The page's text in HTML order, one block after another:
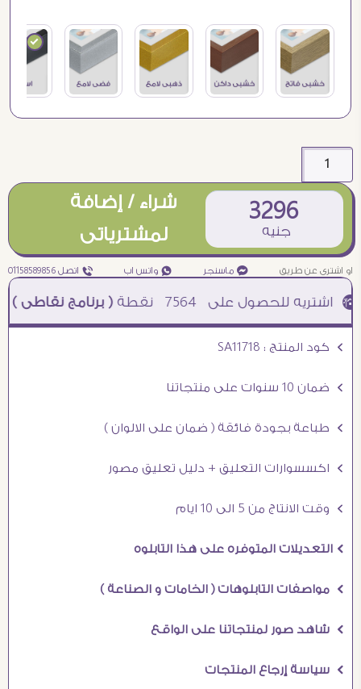
3296
جنيه
شراء / إضافة
لمشترياتى
او اشترى عن طريق ¥ ماسنجر ₧ واتس اب ƒ اتصل 01158589856
7564 نقطة( برنامج نقاطى )à خصم 5% للعملاء الجدد à شحن مجانى عند الشراء ب 4000 جنيه à
Ö كود المنتج : SA11718
Ö ضمان 10 سنوات على منتجاتنا
Ö طباعة بجودة فائقة ( ضمان على الالوان )
Ö اكسسوارات التعليق + دليل تعليق مصور
Ö وقت الانتاج من 5 الى 10 ايام
Ö التعديلات المتوفره على هذا التابلوه
Ö مواصفات التابلوهات ( الخامات و الصناعة )
Ö شاهد صور لمنتجاتنا على الواقع
Ö سياسة إرجاع المنتجات